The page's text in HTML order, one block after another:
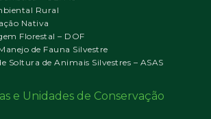
Rural
Nativa
Florestal – DOF
de Fauna Silvestre
Soltura de Animais Silvestres – ASAS
e Unidades de Conservação